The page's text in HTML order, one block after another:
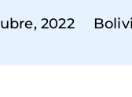
2022